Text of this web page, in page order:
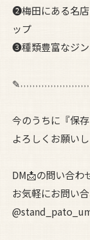
❷梅田にある名
ップ
❸種類豊富なジ
今のうちに『保
よろしくお願いし
DM📩の問い合わ
お気軽にお問い